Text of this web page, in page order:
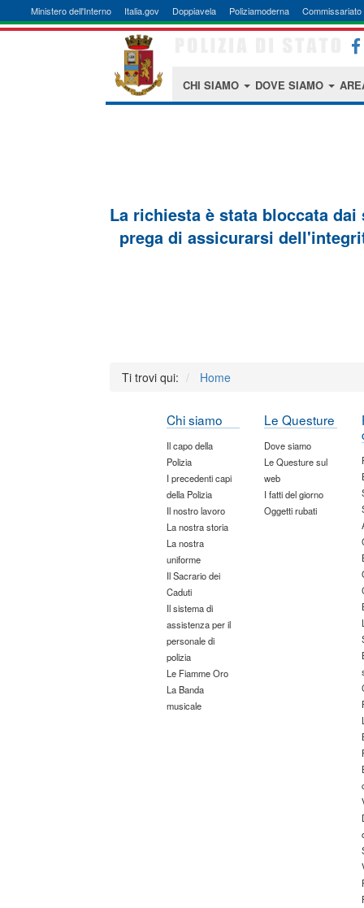
Ministero dell'Interno Italia.gov Doppiavela Poliziamoderna Commissariato
CHI SIAMO DOVE SIAMO
La richiesta è stata bloccata
prega di assicurarsi
Ti trovi qui: Home
Chi siamo
Il capo della
Polizia
I precedenti capi
della Polizia
Il nostro lavoro
La nostra storia
La nostra
uniforme
Il Sacrario dei
Caduti
Il sistema di
assistenza per il
personale di
polizia
Le Fiamme Oro
La Banda
musicale
Le Questure
Dove siamo
Le Questure sul
web
I fatti del giorno
Oggetti rubati